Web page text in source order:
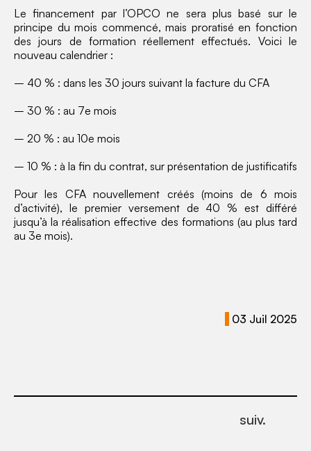
Le financement par l’OPCO ne sera plus basé sur le
principe du mois commencé, mais proratisé en fonction
des jours de formation réellement effectués. Voici le
nouveau calendrier :
– 40 % : dans les 30 jours suivant la facture du CFA
– 30 % : au 7e mois
– 20 % : au 10e mois
– 10 % : à la fin du contrat, sur présentation de justificatifs
Pour les CFA nouvellement créés (moins de 6 mois
d’activité), le premier versement de 40 % est différé
jusqu’à la réalisation effective des formations (au plus tard
au 3e mois).
03 Juil 2025
suiv.